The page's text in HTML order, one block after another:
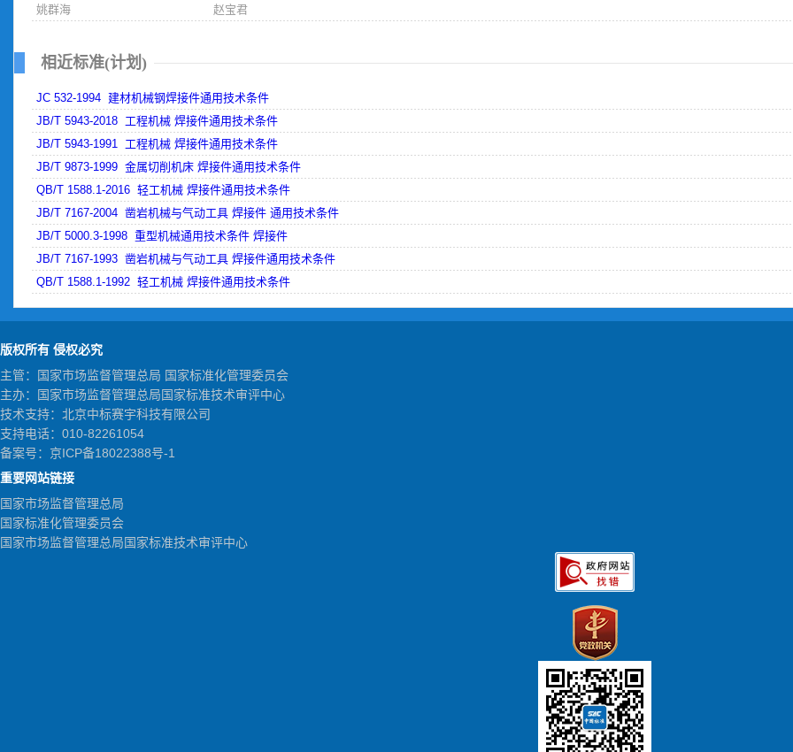
姚群海 赵宝君
相近标准(计划)
JC 532-1994 建材机械钢焊接件通用技术条件
JB/T 5943-2018 工程机械 焊接件通用技术条件
JB/T 5943-1991 工程机械 焊接件通用技术条件
JB/T 9873-1999 金属切削机床 焊接件通用技术条件
QB/T 1588.1-2016 轻工机械 焊接件通用技术条件
JB/T 7167-2004 凿岩机械与气动工具 焊接件 通用技术条件
JB/T 5000.3-1998 重型机械通用技术条件 焊接件
JB/T 7167-1993 凿岩机械与气动工具 焊接件通用技术条件
QB/T 1588.1-1992 轻工机械 焊接件通用技术条件
版权所有 侵权必究
主管：国家市场监督管理总局 国家标准化管理委员会
主办：国家市场监督管理总局国家标准技术审评中心
技术支持：北京中标赛宇科技有限公司
支持电话：010-82261054
备案号： 京ICP备18022388号-1
重要网站链接
国家市场监督管理总局
国家标准化管理委员会
国家市场监督管理总局国家标准技术审评中心